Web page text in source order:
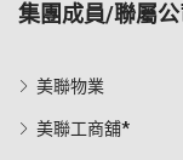
集團成員/聯屬公
美聯物業
美聯工商舖*